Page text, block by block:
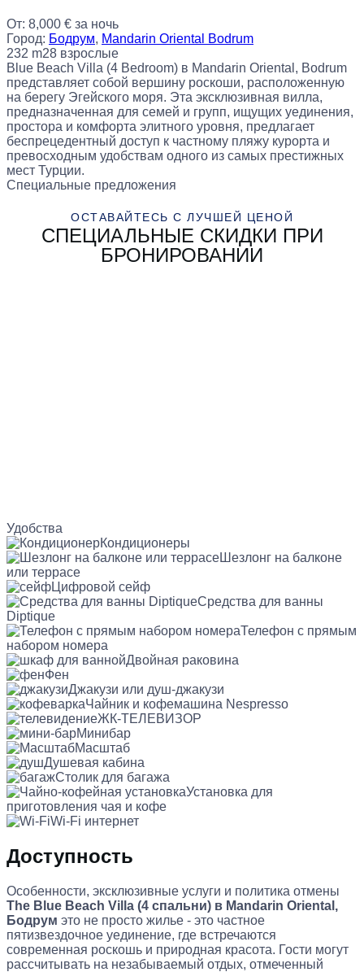
От: 8,000 € за ночь
Город: Бодрум, Mandarin Oriental Bodrum
232 m28 взрослые
Blue Beach Villa (4 Bedroom) в Mandarin Oriental, Bodrum
представляет собой вершину роскоши, расположенную
на берегу Эгейского моря. Эта эксклюзивная вилла,
предназначенная для семей и групп, ищущих уединения,
простора и комфорта элитного уровня, предлагает
беспрецедентный доступ к частному пляжу курорта и
превосходным удобствам одного из самых престижных
мест Турции.
Специальные предложения
ОСТАВАЙТЕСЬ С ЛУЧШЕЙ ЦЕНОЙ
СПЕЦИАЛЬНЫЕ СКИДКИ ПРИ
БРОНИРОВАНИИ
Удобства
Кондиционеры
Шезлонг на балконе
или террасе
Цифровой сейф
Средства для ванны
Diptique
Телефон с прямым
набором номера
Двойная раковина
Фен
Джакузи или душ-джакузи
Чайник и кофемашина Nespresso
ЖК-ТЕЛЕВИЗОР
Минибар
Масштаб
Душевая кабина
Столик для багажа
Установка для
приготовления чая и кофе
Wi-Fi интернет
Доступность
Особенности, эксклюзивные услуги и политика отмены
The Blue Beach Villa (4 спальни) в Mandarin Oriental,
Бодрум это не просто жилье - это частное
пятизвездочное уединение, где встречаются
современная роскошь и природная красота. Гости могут
рассчитывать на незабываемый отдых, отмеченный